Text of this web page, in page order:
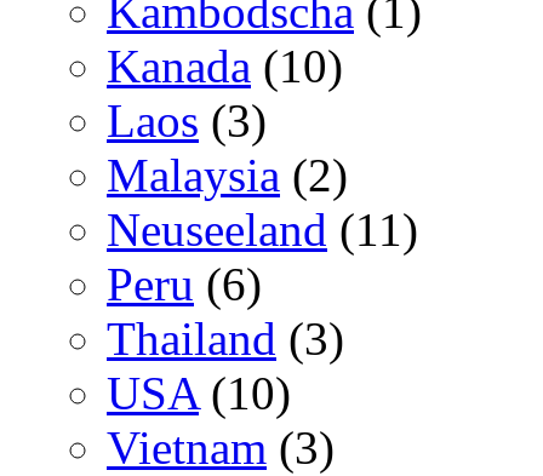
Kambodscha (1)
Kanada (10)
Laos (3)
Malaysia (2)
Neuseeland (11)
Peru (6)
Thailand (3)
USA(10)
Vietnam (3)